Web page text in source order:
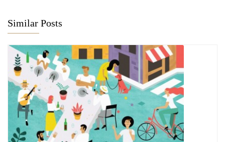
Similar Posts